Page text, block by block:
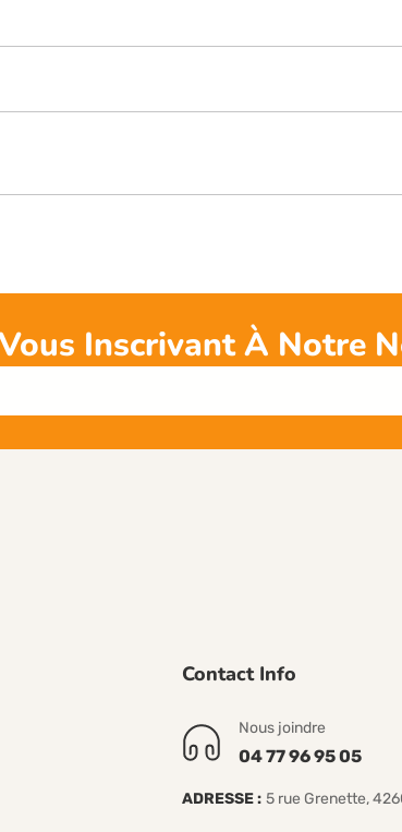
Inscrivant À Notre
Contact Info
Nous joindre
04 77 96 95 05
ADRESSE : 5 rue Grenette,